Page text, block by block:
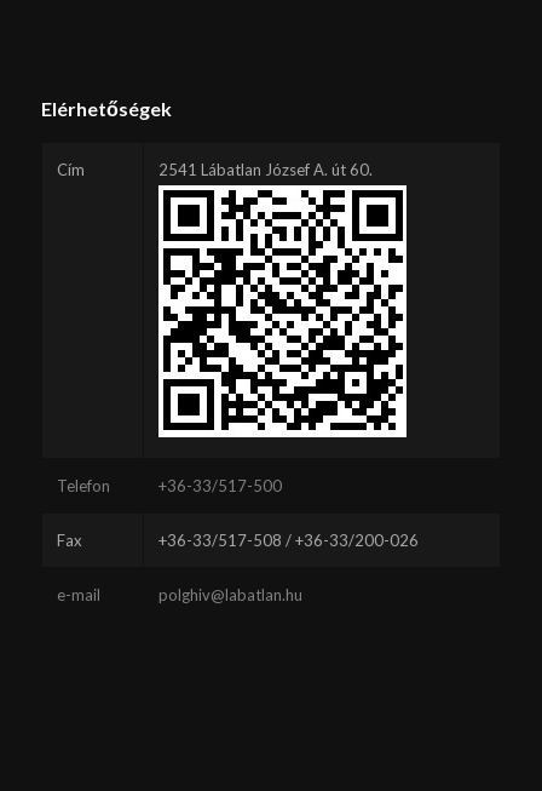
Elérhetőségek
Cím 2541 Lábatlan József A. út 60.
Telefon +36-33/517-500
Fax +36-33/517-508 / +36-33/200-026
e-mail polghiv@labatlan.hu